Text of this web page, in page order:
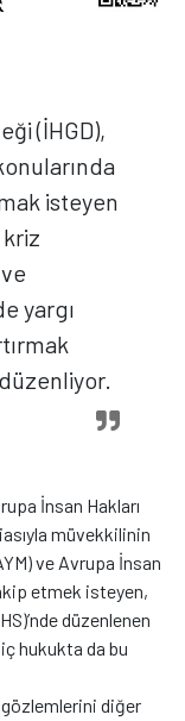
(İHGD),
isteyen
yargı
İnsan Hakları
müvekkilinin
ve Avrupa İnsan
etmek isteyen,
düzenlenen
iç hukukta da bu
diğer